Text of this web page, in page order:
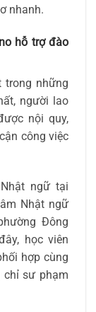
nhanh.
hỗ trợ đào
trong những
người lao
nội quy,
công việc
ngữ tại
Nhật ngữ
Đông
học viên
hợp cùng
chỉ sư phạm